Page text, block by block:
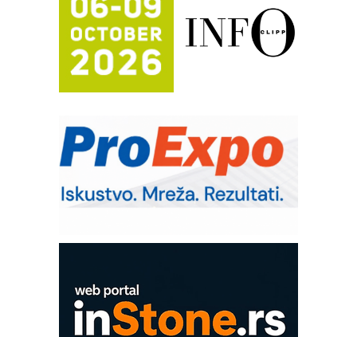
Trajna oznaka kao dugoročna korist
Bezbednost na prvom mestu!
IB BLUMENAUER - više od 40 godina
poverenja u industriji
COMBYPACK
– Pametna signalizacija za efikasnije
upravljanje mašinama
Sigurnije ispitivanje transformatora u
solarnim elektranama i vetroparkovima
Pranje točkova na gradilištu- standard
ROSA i SCHUNK podižu proizvodnju
Detekcija različitih oblika
MAREX - Lim i mašine za savremena
rešenja